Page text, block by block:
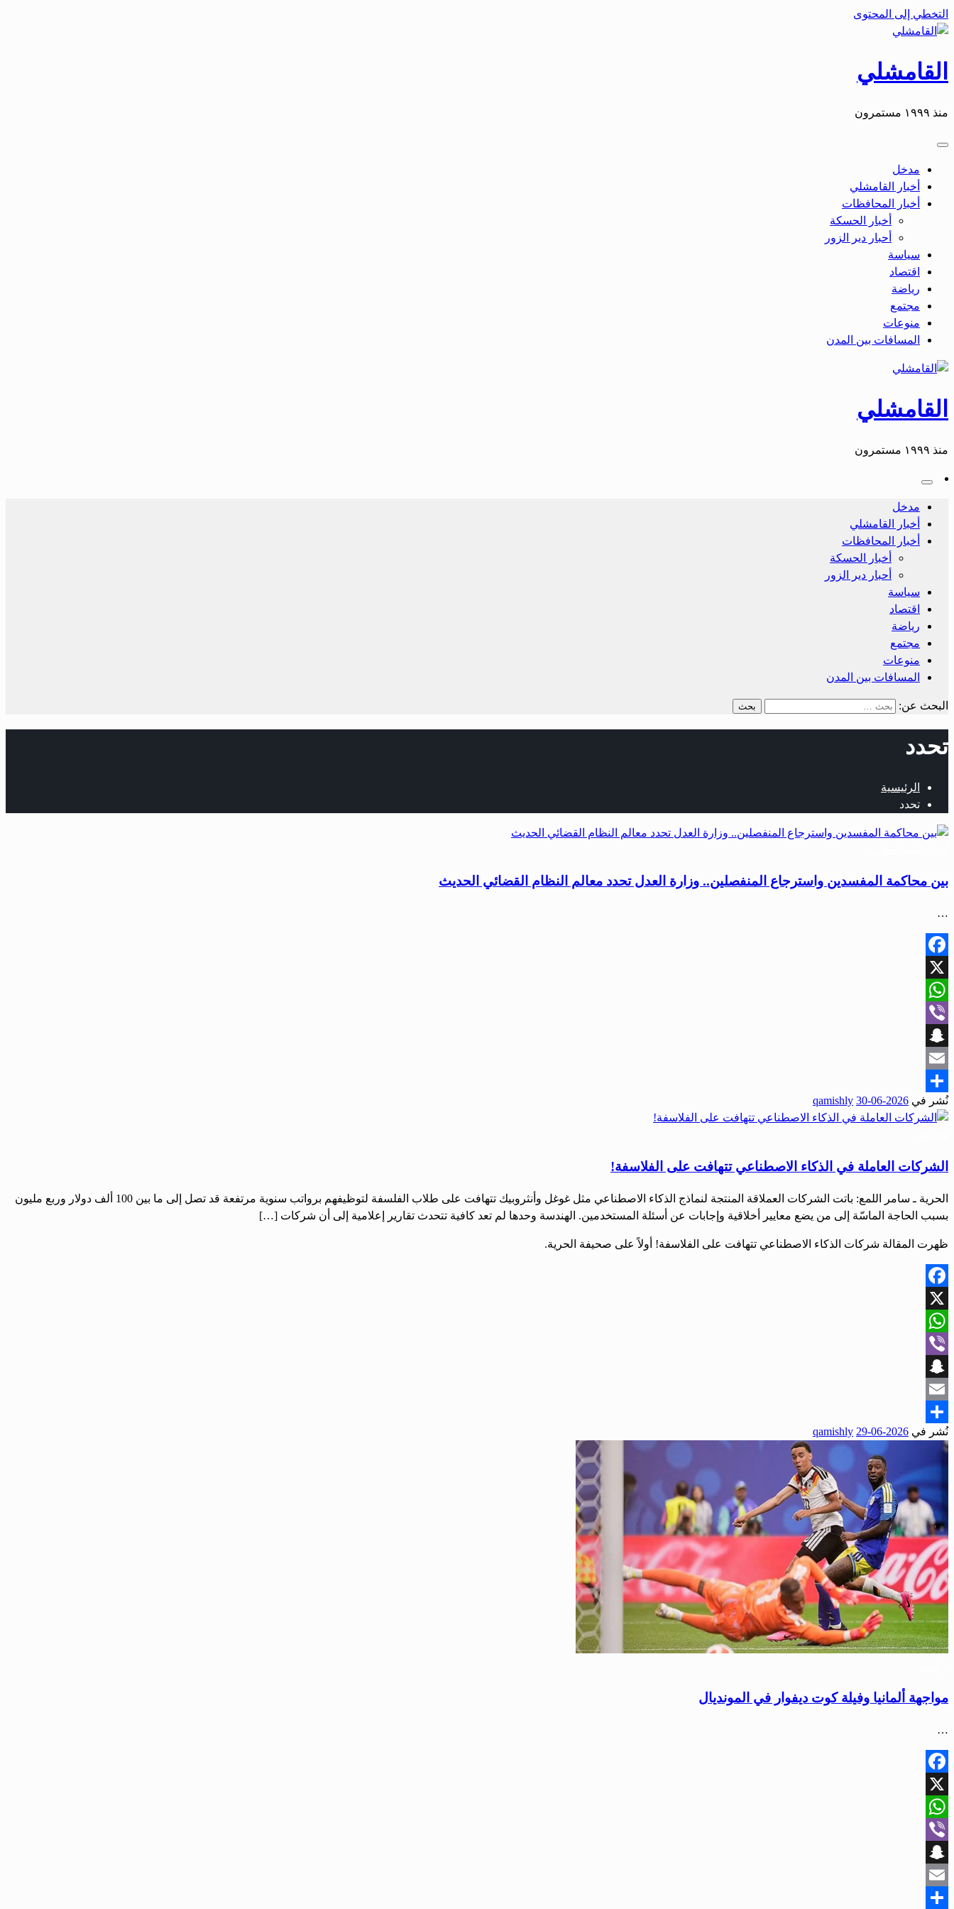
التخطي إلى المحتوى
القامشلي
منذ ١٩٩٩ مستمرون
مدخل
أخبار القامشلي
أخبار المحافظات
أخبار الحسكة
أحبار دير الزور
سياسة
اقتصاد
رياضة
مجتمع
منوعات
المسافات بين المدن
القامشلي
منذ ١٩٩٩ مستمرون
مدخل
أخبار القامشلي
أخبار المحافظات
أخبار الحسكة
أحبار دير الزور
سياسة
اقتصاد
رياضة
مجتمع
منوعات
المسافات بين المدن
البحث عن:
تحدد
الرئيسية
تحدد
بين محاكمة المفسدين واسترجاع المنفصلين.. وزارة العدل تحدد معالم النظام القضائي الحديث
…
Facebook
X
WhatsApp
Viber
Snapchat
Email
Share
نُشر في 2026-06-30
qamishly
الشركات العاملة في الذكاء الاصطناعي تتهافت على الفلاسفة!
الحرية ـ سامر اللمع: باتت الشركات العملاقة المنتجة لنماذج الذكاء الاصطناعي مثل غوغل وأنثروبيك تتهافت على طلاب الفلسفة لتوظيفهم برواتب سنوية مرتفعة قد تصل إلى ما بين 100 ألف دولار وربع مليون
بسبب الحاجة الماسّة إلى من يضع معايير أخلاقية وإجابات عن أسئلة المستخدمين. الهندسة وحدها لم تعد كافية تتحدث تقارير إعلامية إلى أن شركات […]
ظهرت المقالة شركات الذكاء الاصطناعي تتهافت على الفلاسفة! أولاً على صحيفة الحرية.
Facebook
X
WhatsApp
Viber
Snapchat
Email
Share
نُشر في 2026-06-29
qamishly
مواجهة ألمانيا وفيلة كوت ديفوار في المونديال
…
Facebook
X
WhatsApp
Viber
Snapchat
Email